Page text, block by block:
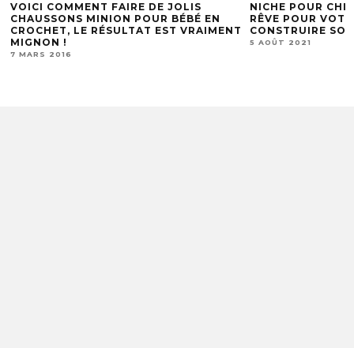
VOICI COMMENT FAIRE DE JOLIS
CHAUSSONS MINION POUR BÉBÉ EN
CROCHET, LE RÉSULTAT EST VRAIMENT
MIGNON !
7 MARS 2016
NICHE POUR
RÊVE POUR
CONSTRUIRE
5 AOÛT 2021